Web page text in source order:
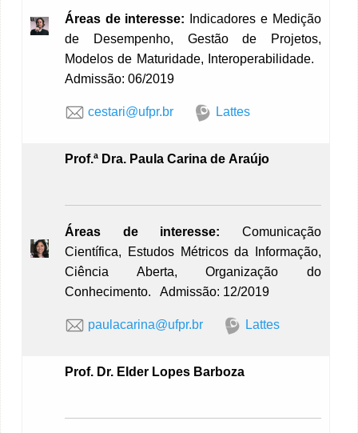
Áreas de interesse:
Indicadores e Medição
de Desempenho, Gestão de Projetos,
Modelos de Maturidade, Interoperabilidade.
Admissão: 06/2019
cestari@ufpr.br Lattes
Prof.ª Dra. Paula Carina de Araújo
Áreas de interesse: Comunicação
Científica, Estudos Métricos da Informação,
Ciência Aberta, Organização do
Conhecimento. Admissão: 12/2019
paulacarina@ufpr.br Lattes
Prof. Dr. Elder Lopes Barboza